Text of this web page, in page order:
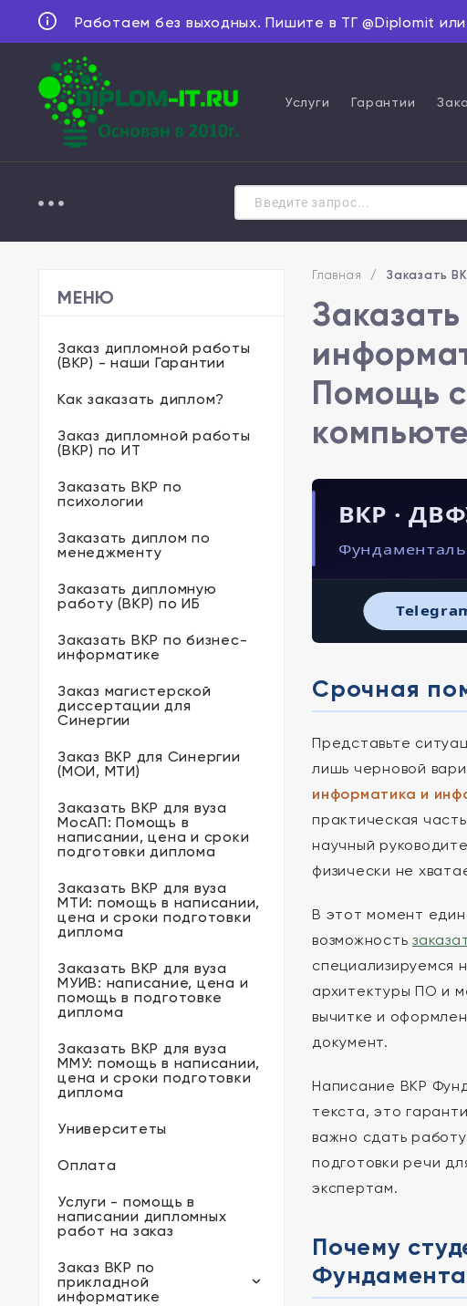
Работаем без выходных. Пишите в ТГ @Diplomit или
Услуги Гарантии
МЕНЮ
Заказ дипломной работы
(ВКР) - наши Гарантии
Как заказать диплом?
Заказ дипломной работы
(ВКР) по ИТ
Заказать ВКР по
психологии
Заказать диплом по
менеджменту
Заказать дипломную
работу (ВКР) по ИБ
Заказать ВКР по бизнес-
информатике
Заказ магистерской
диссертации для
Синергии
Заказ ВКР для Синергии
(МОИ, МТИ)
Заказать ВКР для вуза
МосАП: Помощь в
написании, цена и сроки
подготовки диплома
Заказать ВКР для вуза
МТИ: помощь в написании,
цена и сроки подготовки
диплома
Заказать ВКР для вуза
МУИВ: написание, цена и
помощь в подготовке
диплома
Заказать ВКР для вуза
ММУ: помощь в написании,
цена и сроки подготовки
диплома
Университеты
Оплата
Услуги - помощь в
написании дипломных
работ на заказ
Заказ ВКР по
прикладной
информатике
Главная / Заказать
Помощь
ВКР ·
Срочная
Представьте
лишь черновой
информатика и
практическая
научный
физически не
В этот момент
возможность
специализируемся
архитектуры ПО и
вычитке и
документ.
Написание ВКР
текста, это
важно сдать
подготовки речи
экспертам.
Почему